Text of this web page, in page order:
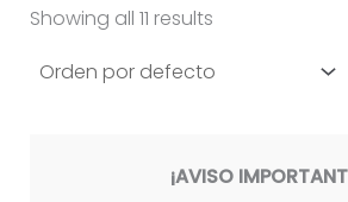
Showing all 11 results
¡AVISO